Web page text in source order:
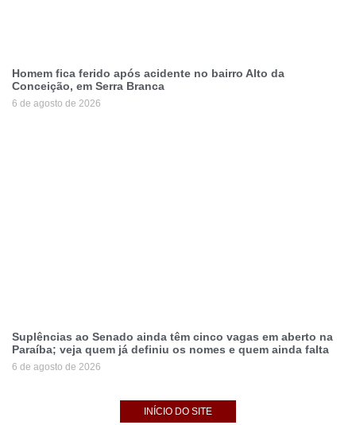
Homem fica ferido após acidente no bairro Alto da
Conceição, em Serra Branca
6 de agosto de 2026
Suplências ao Senado ainda têm cinco vagas em aberto na
Paraíba; veja quem já definiu os nomes e quem ainda falta
6 de agosto de 2026
INÍCIO DO SITE